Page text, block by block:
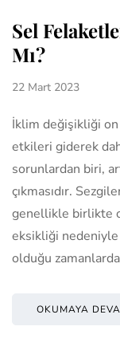
Sel
Mı?
22 Mart 2023
İklim değişikliği
etkileri giderek
sorunlardan biri,
çıkmasıdır.
genellikle birlikte
eksikliği nedeniyle
olduğu
OKUMAYA